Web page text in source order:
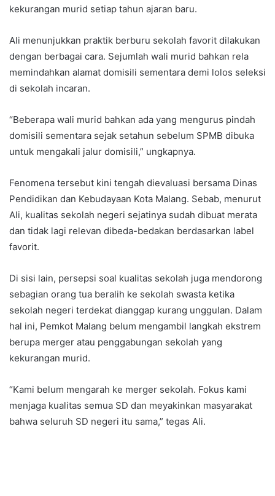
kekurangan murid setiap tahun ajaran baru.
Ali menunjukkan praktik berburu sekolah favorit dilakukan
dengan berbagai cara. Sejumlah wali murid bahkan rela
memindahkan alamat domisili sementara demi lolos seleksi
di sekolah incaran.
“Beberapa wali murid bahkan ada yang mengurus pindah
domisili sementara sejak setahun sebelum SPMB dibuka
untuk mengakali jalur domisili,” ungkapnya.
Fenomena tersebut kini tengah dievaluasi bersama Dinas
Pendidikan dan Kebudayaan Kota Malang. Sebab, menurut
Ali, kualitas sekolah negeri sejatinya sudah dibuat merata
dan tidak lagi relevan dibeda-bedakan berdasarkan label
favorit.
Di sisi lain, persepsi soal kualitas sekolah juga mendorong
sebagian orang tua beralih ke sekolah swasta ketika
sekolah negeri terdekat dianggap kurang unggulan. Dalam
hal ini, Pemkot Malang belum mengambil langkah ekstrem
berupa merger atau penggabungan sekolah yang
kekurangan murid.
“Kami belum mengarah ke merger sekolah. Fokus kami
menjaga kualitas semua SD dan meyakinkan masyarakat
bahwa seluruh SD negeri itu sama,” tegas Ali.